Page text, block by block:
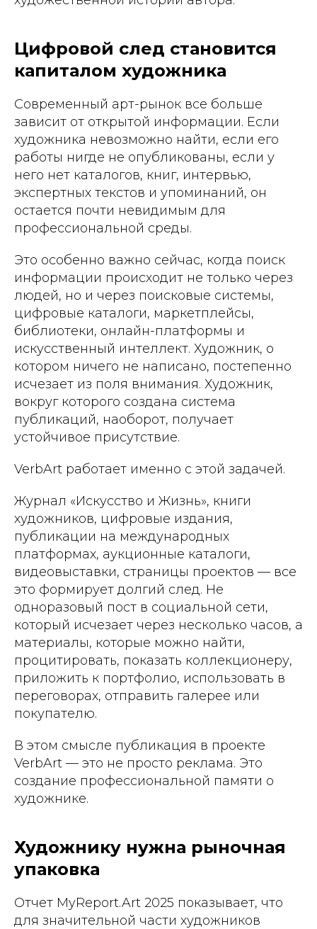
Цифровой след становится
капиталом художника
Современный арт-рынок все больше
зависит от открытой информации. Если
художника невозможно найти, если его
работы нигде не опубликованы, если у
него нет каталогов, книг, интервью,
экспертных текстов и упоминаний, он
остается почти невидимым для
профессиональной среды.
Это особенно важно сейчас, когда поиск
информации происходит не только через
людей, но и через поисковые системы,
цифровые каталоги, маркетплейсы,
библиотеки, онлайн-платформы и
искусственный интеллект. Художник, о
котором ничего не написано, постепенно
исчезает из поля внимания. Художник,
вокруг которого создана система
публикаций, наоборот, получает
устойчивое присутствие.
VerbArt работает именно с этой задачей.
Журнал «Искусство и Жизнь», книги
художников, цифровые издания,
публикации на международных
платформах, аукционные каталоги,
видеовыставки, страницы проектов — все
это формирует долгий след. Не
одноразовый пост в социальной сети,
который исчезает через несколько часов, а
материалы, которые можно найти,
процитировать, показать коллекционеру,
приложить к портфолио, использовать в
переговорах, отправить галерее или
покупателю.
В этом смысле публикация в проекте
VerbArt — это не просто реклама. Это
создание профессиональной памяти о
художнике.
Художнику нужна рыночная
упаковка
Отчет MyReport.Art 2025 показывает, что
для значительной части художников